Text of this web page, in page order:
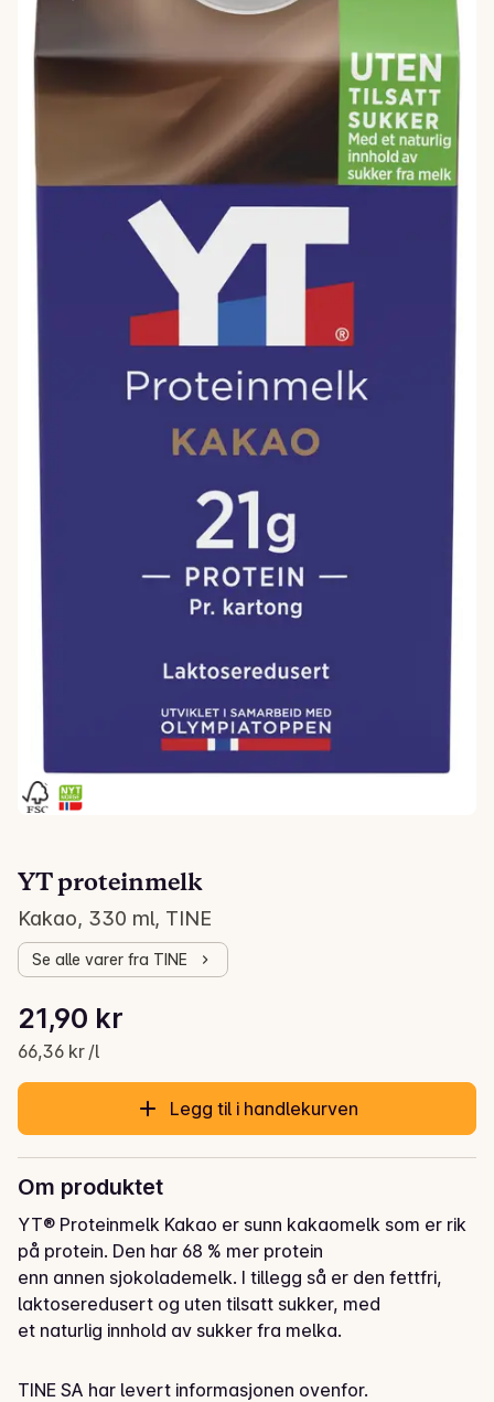
YT proteinmelk
Kakao, 330 ml, TINE
Se alle varer fra TINE
Gjeldende pris er: 21,90 kr
21,90 kr
66,36 kr /l
Stykkpris: 66,36 kr /l
Legg til i handlekurven
Om produktet
YT® Proteinmelk Kakao er sunn kakaomelk som er rik
på protein. Den har 68 % mer protein
enn annen sjokolademelk. I tillegg så er den fettfri,
laktoseredusert og uten tilsatt sukker, med
et naturlig innhold av sukker fra melka.
Nyt den som den er eller varm den opp for en deilig
TINE SA har levert informasjonen ovenfor.